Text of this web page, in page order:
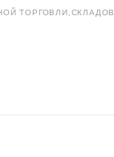
ТОРГОВЛИ,СКЛАДОВ